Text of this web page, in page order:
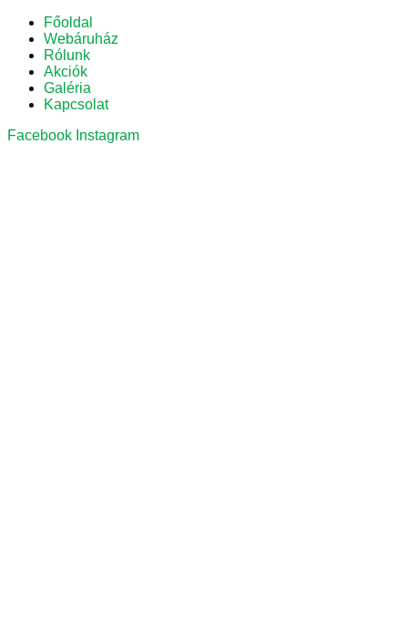
Főoldal
Webáruház
Rólunk
Akciók
Galéria
Kapcsolat
Facebook Instagram